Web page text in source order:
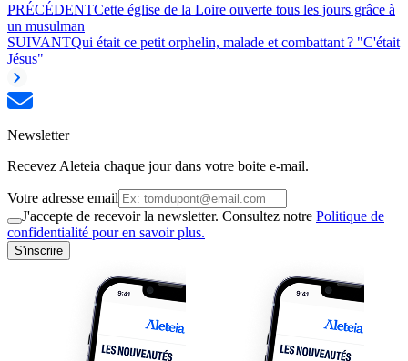
PRÉCÉDENTCette église de la Loire ouverte tous les jours grâce à
un musulman
SUIVANTQui était ce petit orphelin, malade et combattant ? "C'était
Jésus"
Newsletter
Recevez Aleteia chaque jour dans votre boite e-mail.
Votre adresse email
J'accepte de recevoir la newsletter. Consultez notre Politique de
confidentialité pour en savoir plus.
S'inscrire